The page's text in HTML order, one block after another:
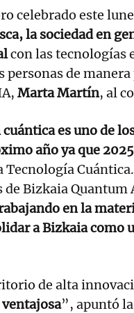
celebrado este
la sociedad en
con las tecnologías
personas de
Marta Martín, al
es uno de
año ya que 2025
Tecnología
de Bizkaia
en la
a Bizkaia como
de alta
”, apuntó